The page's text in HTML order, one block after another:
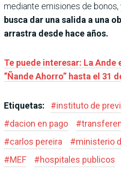
mediante emisiones de
busca dar una salida a una
arrastra desde hace años.
Te puede interesar: La Ande
“Ñande Ahorro” hasta el 31
Etiquetas: #instituto de
#dacion en pago #
#carlos pereira #ministerio
#MEF #hospitales publicos